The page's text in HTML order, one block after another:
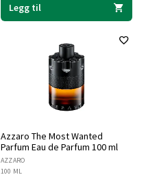
Legg til
Azzaro The Most Wanted
Parfum Eau de Parfum 100 ml
AZZARO
100 ML